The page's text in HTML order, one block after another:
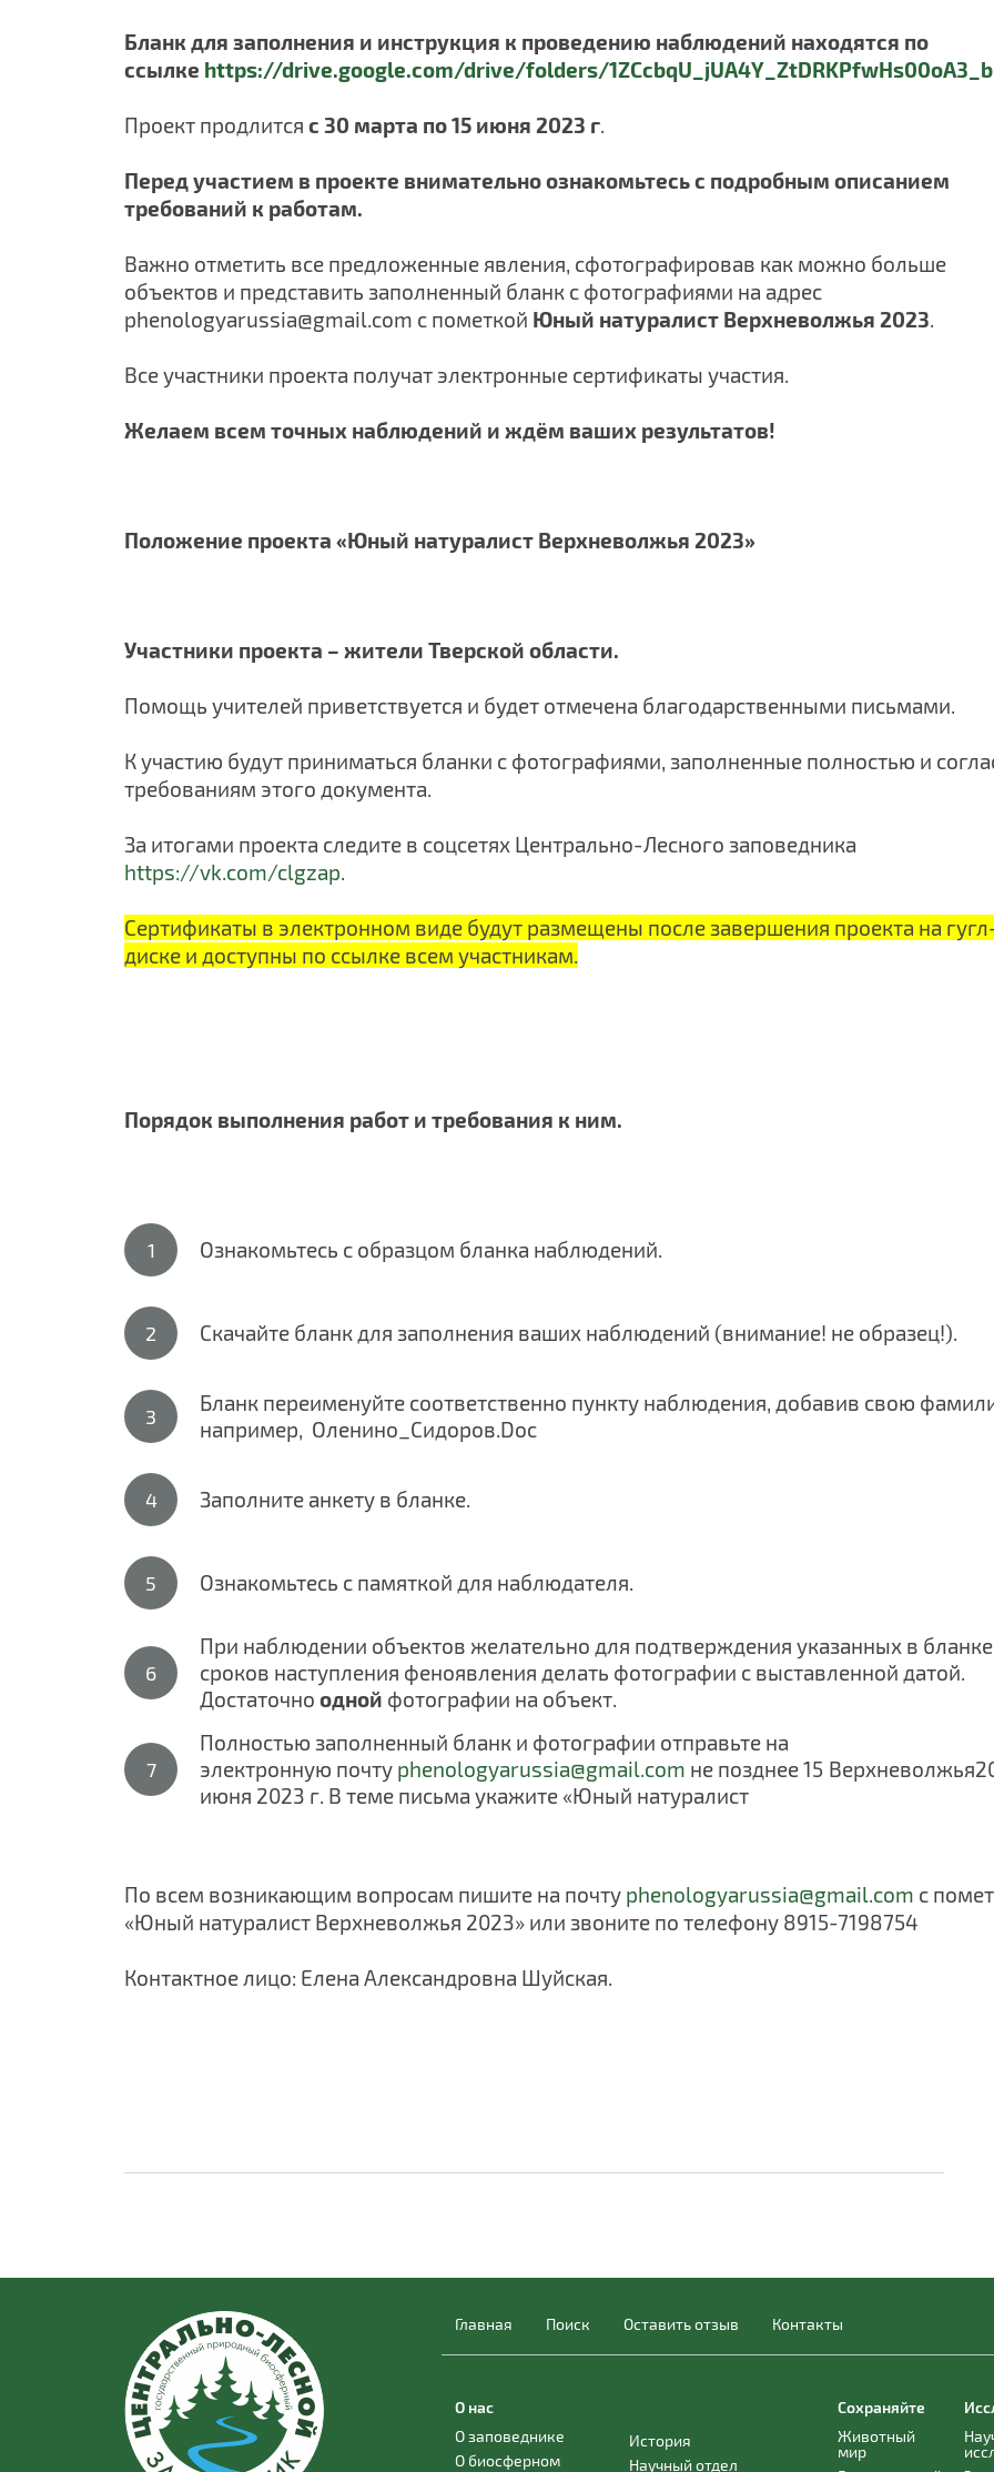
Бланк для заполнения и инструкция к проведению наблюдений находятся по
ссылке https://drive.google.com/drive/folders/
Проект продлится с 30 марта по 15 июня 2023 г.
Перед участием в проекте внимательно ознакомьтесь с подробным описанием
требований к работам.
Важно отметить все предложенные явления, сфотографировав как можно больше
объектов и представить заполненный бланк с фотографиями на адрес
phenologyarussia@gmail.com с пометкой Юный натуралист Верхневолжья 2023.
Все участники проекта получат электронные сертификаты участия.
Желаем всем точных наблюдений и ждём ваших результатов!
Положение проекта «Юный натуралист Верхневолжья 2023»
Участники проекта – жители Тверской области.
Помощь учителей приветствуется и будет отмечена благодарственными письмами.
К участию будут приниматься бланки с фотографиями, заполненные полностью и
требованиям этого документа.
За итогами проекта следите в соцсетях Центрально-Лесного заповедника
https://vk.com/clgzap.
Сертификаты в электронном виде будут размещены после завершения проекта на
диске и доступны по ссылке всем участникам.
Порядок выполнения работ и требования к ним.
Ознакомьтесь с образцом бланка наблюдений.
Скачайте бланк для заполнения ваших наблюдений (внимание! не образец!).
Бланк переименуйте соответственно пункту наблюдения, добавив свою
например, Оленино_Сидоров.Doc
Заполните анкету в бланке.
Ознакомьтесь с памяткой для наблюдателя.
При наблюдении объектов желательно для подтверждения указанных в бланке
сроков наступления феноявления делать фотографии с выставленной датой.
Достаточно одной фотографии на объект.
Полностью заполненный бланк и фотографии отправьте на
электронную почту phenologyarussia@gmail.com не позднее 15
июня 2023 г. В теме письма укажите «Юный натуралист
Верхневолжья
По всем возникающим вопросам пишите на почту phenologyarussia@gmail.com с
«Юный натуралист Верхневолжья 2023» или звоните по телефону 8915-7198754
Контактное лицо: Елена Александровна Шуйская.
Главная Поиск Оставить отзыв Контакты
О нас
О заповеднике
О биосферном
История
Научный отдел
Сохраняйте
Животный
мир